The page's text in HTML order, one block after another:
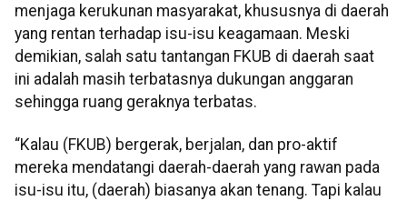
menjaga kerukunan masyarakat, khususnya di daerah
yang rentan terhadap isu-isu keagamaan. Meski
demikian, salah satu tantangan FKUB di daerah saat
ini adalah masih terbatasnya dukungan anggaran
sehingga ruang geraknya terbatas.
“Kalau (FKUB) bergerak, berjalan, dan pro-aktif
mereka mendatangi daerah-daerah yang rawan pada
isu-isu itu, (daerah) biasanya akan tenang. Tapi kalau